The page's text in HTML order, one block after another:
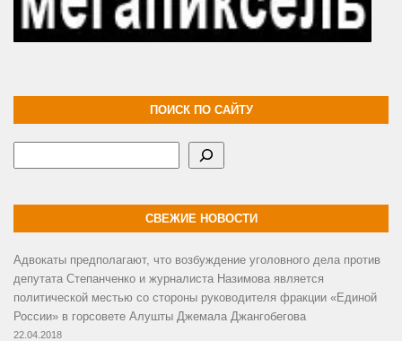
ПОИСК ПО САЙТУ
СВЕЖИЕ НОВОСТИ
Адвокаты предполагают, что возбуждение уголовного дела против
депутата Степанченко и журналиста Назимова является
политической местью со стороны руководителя фракции «Единой
России» в горсовете Алушты Джемала Джангобегова
22.04.2018